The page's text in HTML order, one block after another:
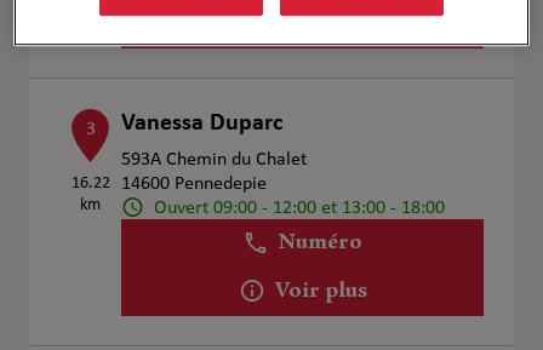
Voir plus
3
16.22
km
Vanessa Duparc
593A Chemin du Chalet
14600 Pennedepie
Ouvert 09:00 - 12:00 et 13:00 - 18:00
Numéro
Voir plus